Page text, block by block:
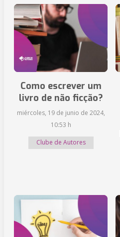
Como escrever um
livro de não ficção?
miércoles, 19 de junio de 2024,
10:53 h
Clube de Autores